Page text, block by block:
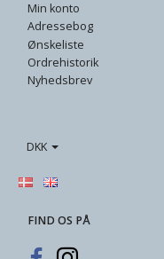
Min konto
Adressebog
Ønskeliste
Ordrehistorik
Nyhedsbrev
DKK
FIND OS PÅ